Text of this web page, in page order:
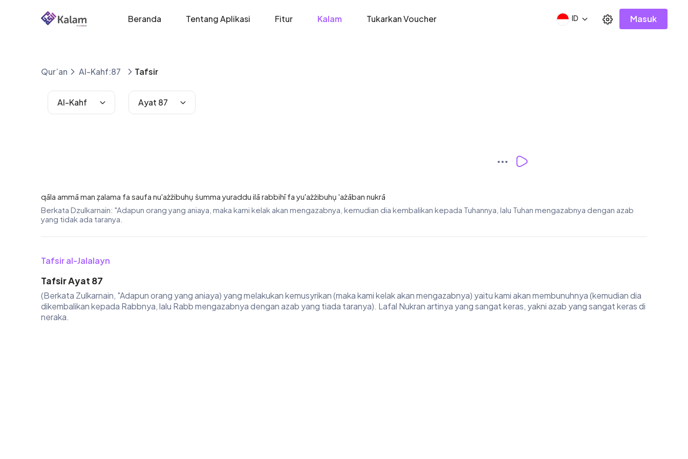
Beranda Tentang Aplikasi Fitur Kalam Tukarkan Voucher ID Masuk
Qur’an Al-Kahf:87 Tafsir
Al-Kahf Ayat 87
qāla ammā man ẓalama fa saufa nu'ażżibuhụ ṡumma yuraddu ilā rabbihī fa yu'ażżibuhụ 'ażāban nukrā
Berkata Dzulkarnain: "Adapun orang yang aniaya, maka kami kelak akan mengazabnya, kemudian dia kembalikan kepada Tuhannya, lalu Tuhan mengazabnya dengan azab
yang tidak ada taranya.
Tafsir al-Jalalayn
Tafsir Ayat 87
(Berkata Zulkarnain, "Adapun orang yang aniaya) yang melakukan kemusyrikan (maka kami kelak akan mengazabnya) yaitu kami akan membunuhnya (kemudian dia
dikembalikan kepada Rabbnya, lalu Rabb mengazabnya dengan azab yang tiada taranya). Lafal Nukran artinya yang sangat keras, yakni azab yang sangat keras di
neraka.